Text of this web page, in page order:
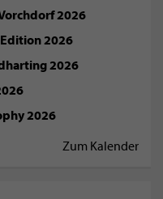
2026
2026
2026
2026
Zum Kalender